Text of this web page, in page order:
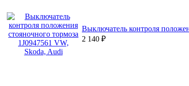
Выключатель контроля
2 140 ₽